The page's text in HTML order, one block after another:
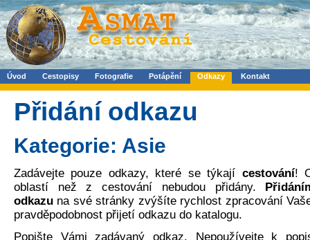
Úvod Cestopisy Fotografie Potápění Odkazy Kontakt
Přidání odkazu
Kategorie: Asie
Zadávejte pouze odkazy, které se týkají cestování!
oblastí než z cestování nebudou přidány.
odkazu na své stránky zvýšíte rychlost zpracování
pravděpodobnost přijetí odkazu do katalogu.
Popište Vámi zadávaný odkaz. Nepoužívejte k